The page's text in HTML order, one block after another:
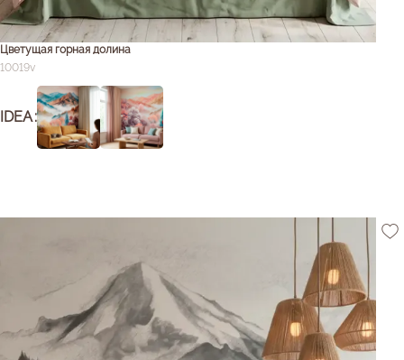
Цветущая горная долина
10019v
IDEA